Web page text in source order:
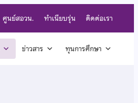
ศูนย์สอวน. ทำเนียบรุ่น ติดต่อเรา
ข่าวสาร ทุนการศึกษา